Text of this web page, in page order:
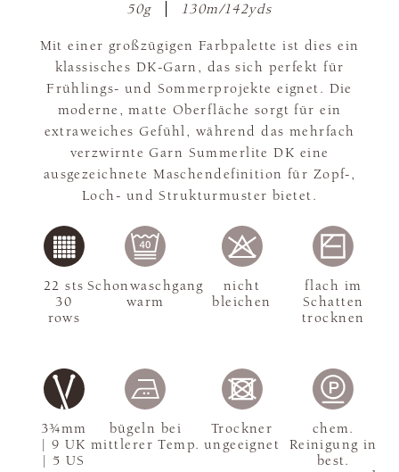
50g 130m/142yds
Mit einer großzügigen Farbpalette ist dies ein
klassisches DK-Garn, das sich perfekt für
Frühlings- und Sommerprojekte eignet. Die
moderne, matte Oberfläche sorgt für ein
extraweiches Gefühl, während das mehrfach
verzwirnte Garn Summerlite DK eine
ausgezeichnete Maschendefinition für Zopf-,
Loch- und Strukturmuster bietet.
3¾mm
| 9 UK
| 5 US
22 sts
30
rows
Schonwaschgang
warm
nicht
bleichen
flach im
Schatten
trocknen
bügeln bei
mittlerer Temp.
Trockner
ungeeignet
chem.
Reinigung in
best.